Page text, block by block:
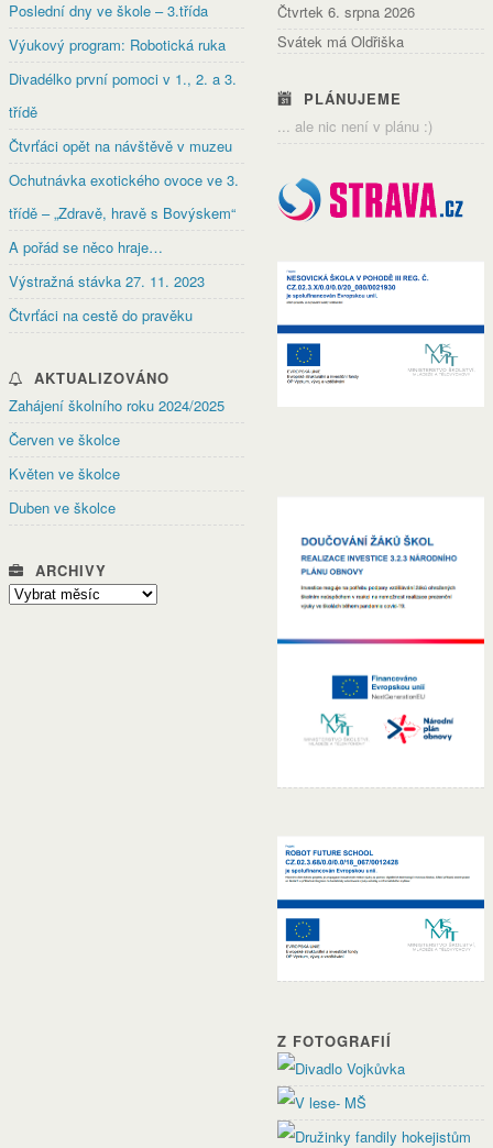
Poslední dny ve škole – 3.třída
Výukový program: Robotická ruka
Divadélko první pomoci v 1., 2. a 3.
třídě
Čtvrťáci opět na návštěvě v muzeu
Ochutnávka exotického ovoce ve 3.
třídě – „Zdravě, hravě s Bovýskem“
A pořád se něco hraje…
Výstražná stávka 27. 11. 2023
Čtvrťáci na cestě do pravěku
AKTUALIZOVÁNO
Zahájení školního roku 2024/2025
Červen ve školce
Květen ve školce
Duben ve školce
ARCHIVY
Archivy
Čtvrtek 6. srpna 2026
Svátek má Oldřiška
PLÁNUJEME
... ale nic není v plánu :)
Z FOTOGRAFIÍ